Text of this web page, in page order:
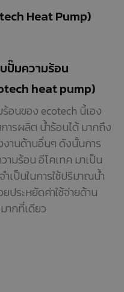
Heat Pump)
ปั๊มความร้อน
heat pump)
อนของ ecotech นี้เอง
ารผลิต น้ำร้อนได้ มากถึง
งานด้านอื่นๆ ดังนั้นการ
มร้อน อีโคเทค มาเป็น
เป็นในการใช้ปริมาณน้ำ
ประหยัดค่าใช้จ่ายด้าน
ากที่เดียว